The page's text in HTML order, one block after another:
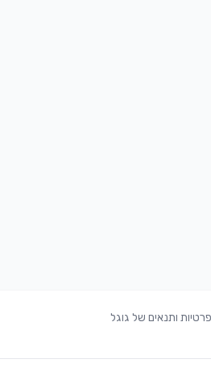
פרטיות ותנאים של גוגל